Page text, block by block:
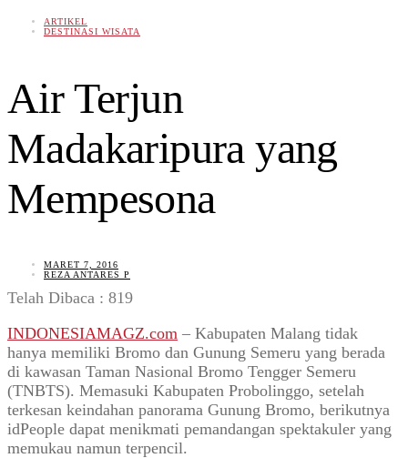
ARTIKEL
DESTINASI WISATA
Air Terjun
Madakaripura yang
Mempesona
MARET 7, 2016
REZA ANTARES P
Telah Dibaca : 819
INDONESIAMAGZ.com – Kabupaten Malang tidak
hanya memiliki Bromo dan Gunung Semeru yang berada
di kawasan Taman Nasional Bromo Tengger Semeru
(TNBTS). Memasuki Kabupaten Probolinggo, setelah
terkesan keindahan panorama Gunung Bromo, berikutnya
idPeople dapat menikmati pemandangan spektakuler yang
memukau namun terpencil.